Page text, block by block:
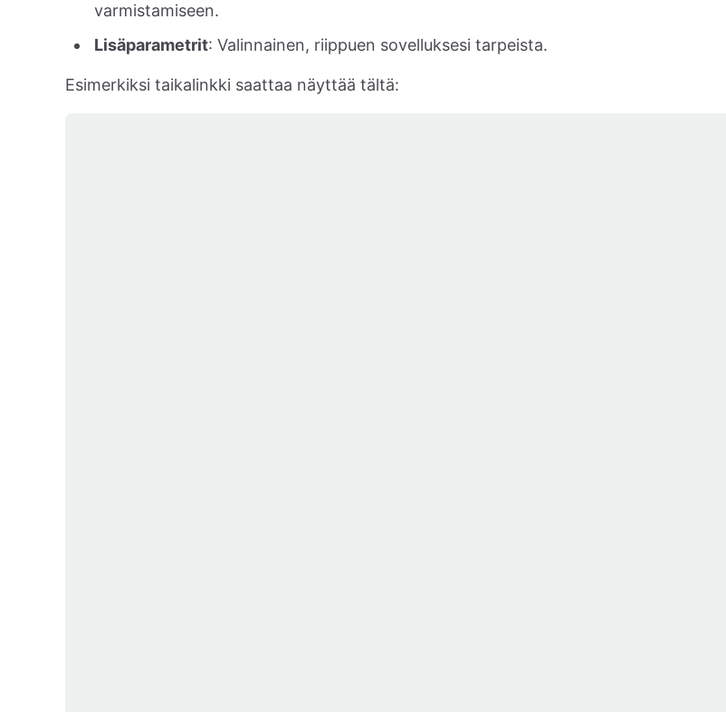
varmistamiseen.
Lisäparametrit: Valinnainen, riippuen sovelluksesi tarpeista.
Esimerkiksi taikalinkki saattaa näyttää tältä: